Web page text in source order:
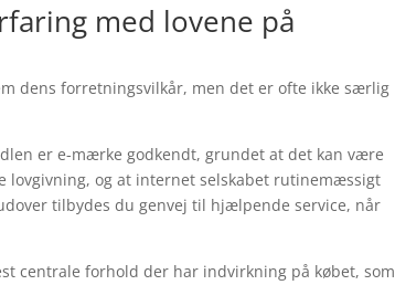
med lovene på
dens forretningsvilkår, men det er ofte ikke særlig
er e-mærke godkendt, grundet at det kan være
lovgivning, og at internet selskabet rutinemæssigt
tilbydes du genvej til hjælpende service, når
centrale forhold der har indvirkning på købet, som